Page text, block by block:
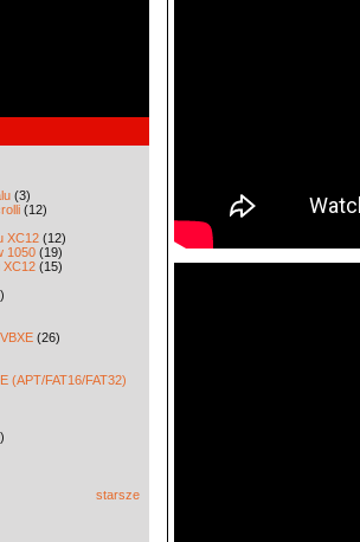
(3)
(12)
XC12 (12)
1050 (19)
XC12 (15)
(26)
(APT/FAT16/FAT32)
starsze